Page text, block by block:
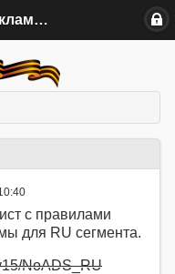
Блокировка рекламы в RU сегмента
с правилами
для RU сегмента.
NoADS_RU